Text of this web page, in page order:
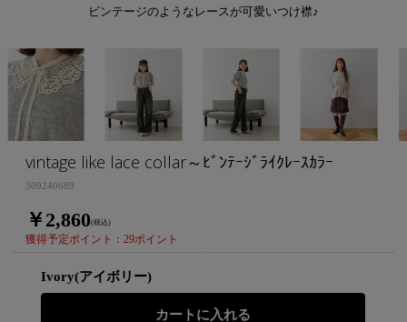
ビンテージのようなレースが可愛いつけ襟♪
vintage like lace collar～ﾋﾞﾝﾃｰｼﾞﾗｲｸﾚｰｽｶﾗｰ
309240689
￥2,860(税込)
獲得予定ポイント：29ポイント
Ivory(アイボリー)